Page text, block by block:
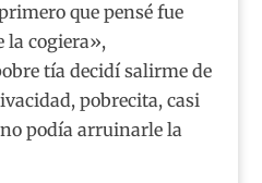
que pensé fue
la cogiera»,
tía decidí salirme de
pobrecita, casi
podía arruinarle la